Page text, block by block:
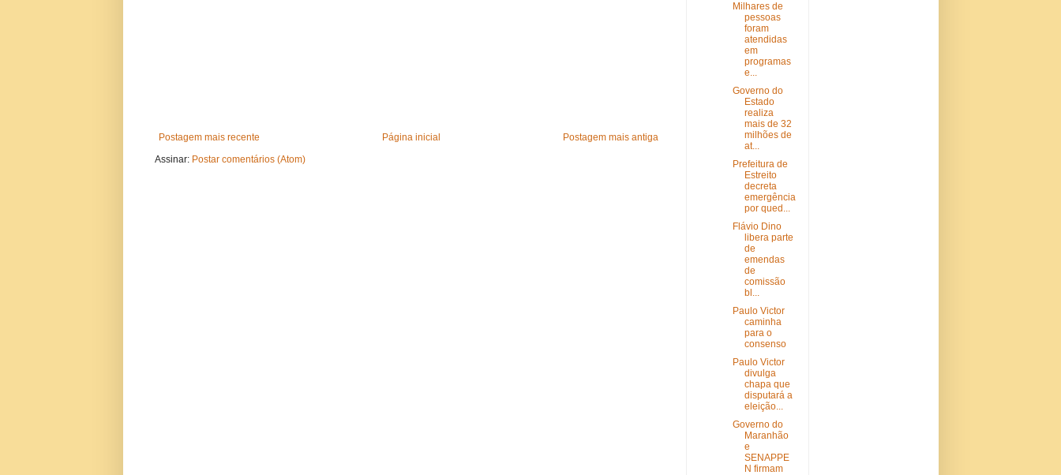
Postagem mais recente Postagem mais antiga
Página inicial
Assinar: Postar comentários (Atom)
Milhares de
pessoas
foram
atendidas
em
programas
e...
Governo do
Estado
realiza
mais de 32
milhões de
at...
Prefeitura de
Estreito
decreta
emergência
por qued...
Flávio Dino
libera parte
de
emendas
de
comissão
bl...
Paulo Victor
caminha
para o
consenso
Paulo Victor
divulga
chapa que
disputará a
eleição...
Governo do
Maranhão
e
SENAPPE
N firmam